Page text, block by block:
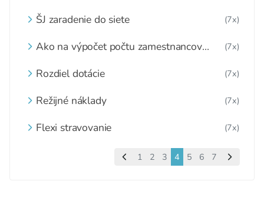
ŠJ zaradenie do siete (7x)
Ako na výpočet počtu zamestnancov
(7x)
Rozdiel dotácie (7x)
Režijné náklady (7x)
Flexi stravovanie (7x)
1 2 3 4 5 6 7